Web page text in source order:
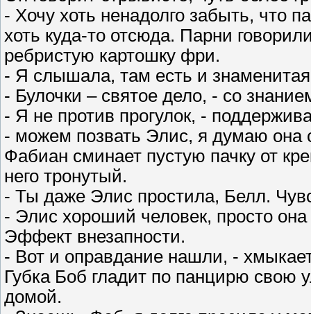
- Хочу хоть ненадолго забыть, что
хоть куда-то отсюда. Парни
ребристую картошку фри.
- Я слышала, там есть и
- Булочки – святое дело, - со
- Я не против прогулок, -
- можем позвать Элис, я думаю она
Фабиан сминает пустую пачку от
него тронутый.
- Ты даже Элис простила, Белл.
- Элис хороший человек, просто
Эффект внезапности.
- Вот и оправдание нашли, -
Губка Боб гладит по панцирю свою
домой.